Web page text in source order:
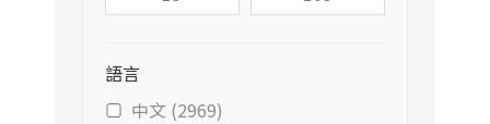
語言
中文 (2969)